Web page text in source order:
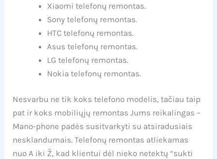
Xiaomi telefonų remontas.
Sony telefonų remontas.
HTC telefonų remontas.
Asus telefonų remontas.
LG telefonų remontas.
Nokia telefonų remontas.
Nesvarbu ne tik koks telefono modelis, tačiau taip
pat ir koks mobiliųjų remontas Jums reikalingas –
Mano-phone padės susitvarkyti su atsiradusiais
nesklandumais. Telefonų remontas atliekamas
nuo A iki Ž, kad klientui dėl nieko netektų “sukti